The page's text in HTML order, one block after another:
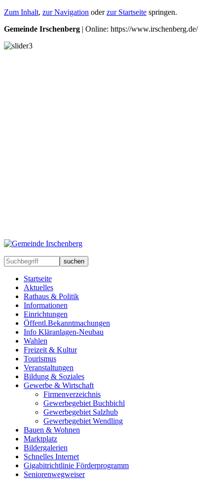
Zum Inhalt, zur Navigation oderzur Startseite springen.
Gemeinde Irschenberg | Online: https://www.irschenberg.de/
suchen
Startseite
Aktuelles
Rathaus & Politik
Informationen
Einrichtungen
Öffentl.Bekanntmachungen
Info Kläranlagen-Neubau
Wahlen
Freizeit & Kultur
Tourismus
Veranstaltungen
Bildung & Soziales
Gewerbe & Wirtschaft
Firmenverzeichnis
Gewerbegebiet Buchbichl
Gewerbegebiet Salzhub
Gewerbegebiet Wendling
Bauen & Wohnen
Marktplatz
Bildergalerien
Schnelles Internet
Gigabitrichtlinie Förderprogramm
Seniorenwegweiser